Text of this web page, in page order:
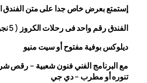
إستمتع بعرض خاص جدا على متن الفندق
الفندق رقم واحد فى رحلات الكروز ( 5 نجوم )
ديلوكس بوفية مفتوح أو سيت منيو
مع البرنامج الفني فنون شعبية – رقص
تنوره أو مطرب – دي جي